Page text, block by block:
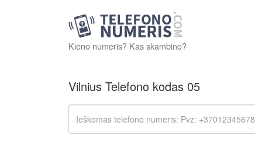
Kieno numeris? Kas skambino?
Vilnius Telefono kodas 05